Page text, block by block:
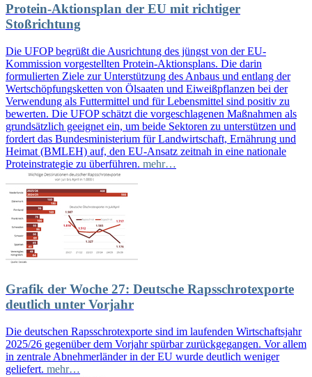
Protein-Aktionsplan der EU mit richtiger
Stoßrichtung
Die UFOP begrüßt die Ausrichtung des jüngst von der EU-
Kommission vorgestellten Protein-Aktionsplans. Die darin
formulierten Ziele zur Unterstützung des Anbaus und entlang der
Wertschöpfungsketten von Ölsaaten und Eiweißpflanzen bei der
Verwendung als Futtermittel und für Lebensmittel sind positiv zu
bewerten. Die UFOP schätzt die vorgeschlagenen Maßnahmen als
grundsätzlich geeignet ein, um beide Sektoren zu unterstützen und
fordert das Bundesministerium für Landwirtschaft, Ernährung und
Heimat (BMLEH) auf, den EU-Ansatz zeitnah in eine nationale
Proteinstrategie zu überführen. mehr…
Grafik der Woche 27: Deutsche Rapsschrotexporte
deutlich unter Vorjahr
Die deutschen Rapsschrotexporte sind im laufenden Wirtschaftsjahr
2025/26 gegenüber dem Vorjahr spürbar zurückgegangen. Vor allem
in zentrale Abnehmerländer in der EU wurde deutlich weniger
geliefert. mehr…